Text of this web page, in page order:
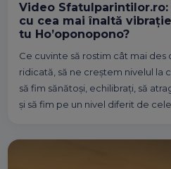
Video
cu cea mai înaltă
tu Ho’oponopono?
Ce cuvinte să rostim cât mai des
ridicată, să ne creștem nivelul la
să fim sănătoși, echilibrați, să
și să fim pe un nivel diferit de